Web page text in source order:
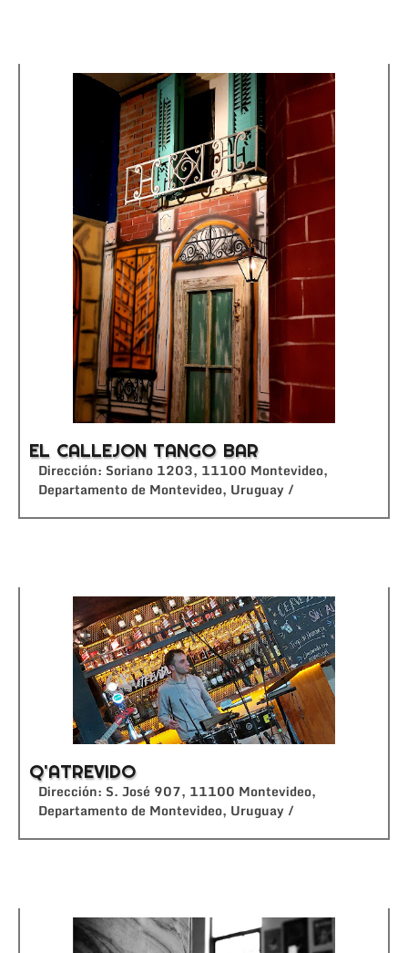
EL CALLEJON TANGO BAR
Dirección: Soriano 1203, 11100 Montevideo,
Departamento de Montevideo, Uruguay /
Q'ATREVIDO
Dirección: S. José 907, 11100 Montevideo,
Departamento de Montevideo, Uruguay /